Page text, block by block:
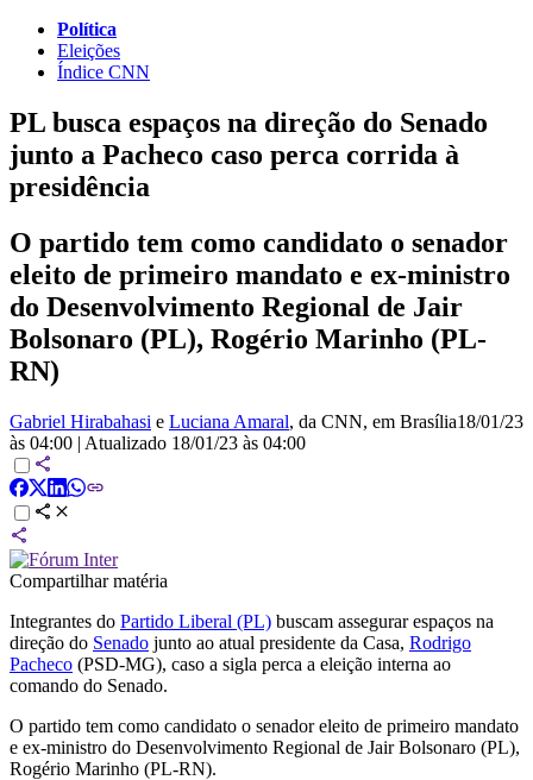
Política
Eleições
Índice CNN
PL busca espaços na direção do Senado
junto a Pacheco caso perca corrida à
presidência
O partido tem como candidato o senador
eleito de primeiro mandato e ex-ministro
do Desenvolvimento Regional de Jair
Bolsonaro (PL), Rogério Marinho (PL-
RN)
Gabriel Hirabahasi e Luciana Amaral, da CNN, em Brasília18/01/23
às 04:00 | Atualizado 18/01/23 às 04:00
Compartilhar matéria
Integrantes do Partido Liberal (PL) buscam assegurar espaços na
direção do Senado junto ao atual presidente da Casa, Rodrigo
Pacheco (PSD-MG), caso a sigla perca a eleição interna ao
comando do Senado.
O partido tem como candidato o senador eleito de primeiro mandato
e ex-ministro do Desenvolvimento Regional de Jair Bolsonaro (PL),
Rogério Marinho (PL-RN).